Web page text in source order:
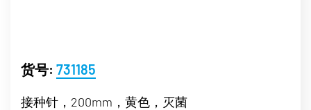
货号: 731185
接种针，200mm，黄色，灭菌